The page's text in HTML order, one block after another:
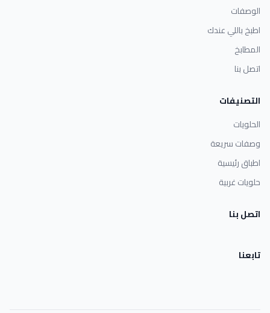
الوصفات
اطبخ باللي عندك
المطابخ
اتصل بنا
التصنيفات
الحلويات
وصفات سريعة
اطباق رئيسية
حلويات غربية
اتصل بنا
تابعنا